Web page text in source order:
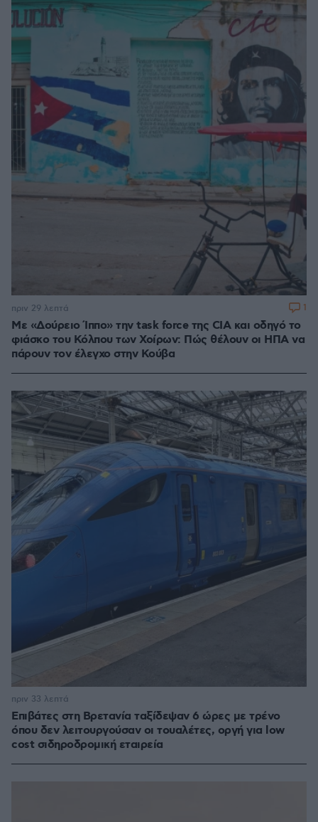
Με «Δούρειο Ίππο» την task force της CIA και οδηγό το
φιάσκο του Κόλπου των Χοίρων: Πώς θέλουν οι ΗΠΑ να
πάρουν τον έλεγχο στην Κούβα
πριν 29 λεπτά 1
Επιβάτες στη Βρετανία ταξίδεψαν 6 ώρες με τρένο
όπου δεν λειτουργούσαν οι τουαλέτες, οργή για low
cost σιδηροδρομική εταιρεία
πριν 33 λεπτά